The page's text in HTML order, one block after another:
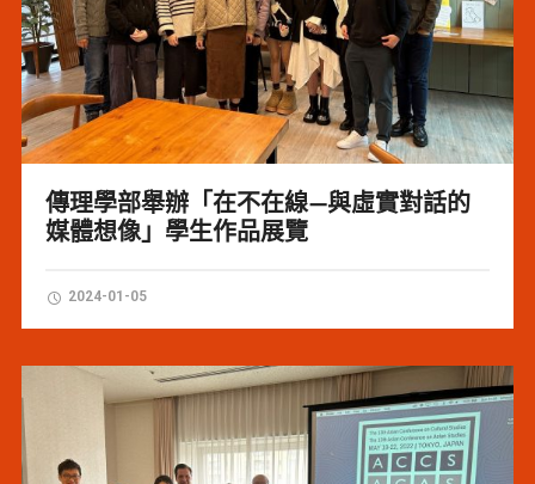
傳理學部舉辦「在不在線—與虛實對話的
媒體想像」學生作品展覽
2024-01-05